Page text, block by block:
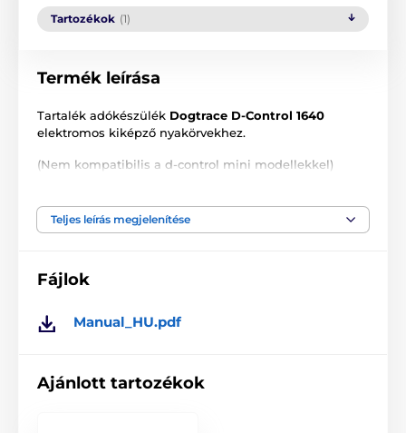
Tartozékok (1)
Termék leírása
Tartalék adókészülék Dogtrace D-Control 1640
elektromos kiképző nyakörvekhez.
(Nem kompatibilis a d-control mini modellekkel)
A termék előnyei:
külön hangjelzés gomb
az adókészülék övre csatolható
Teljes leírás megjelenítése
Fájlok
Manual_HU.pdf
Ajánlott tartozékok